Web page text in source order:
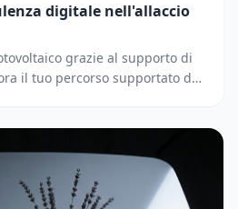
digitale nell'allaccio
grazie al supporto di
il tuo percorso supportato dai